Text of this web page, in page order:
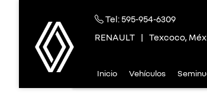
Tel: 595-954-6309
RENAULT
| Texcoco,
Inicio Vehículos